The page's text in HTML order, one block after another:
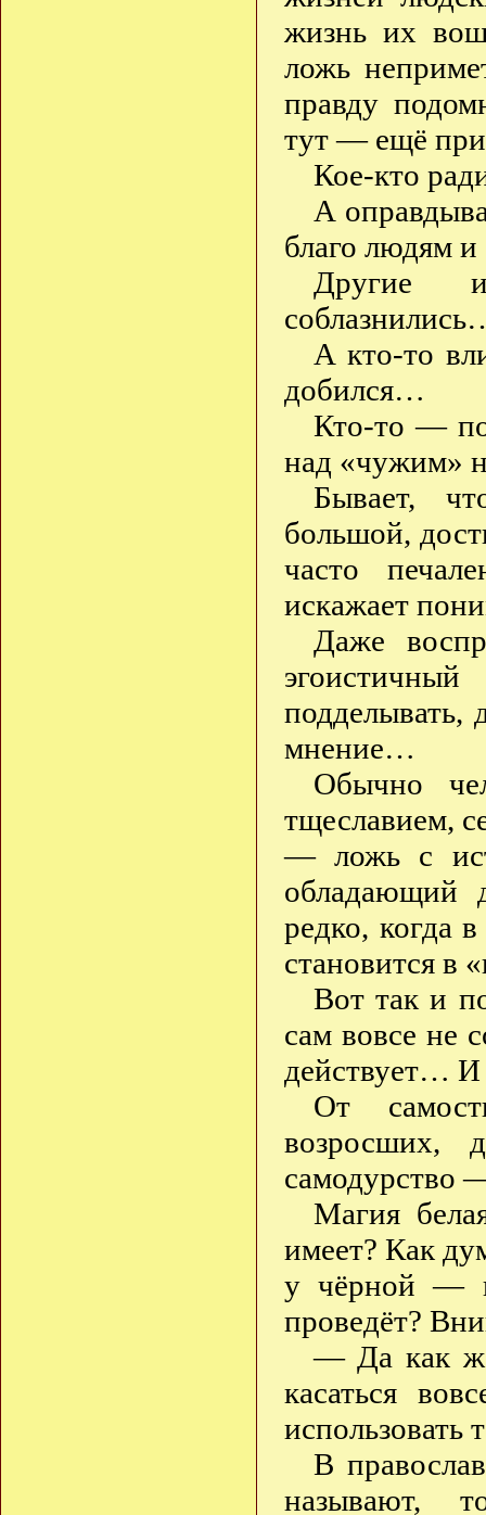
жизнь их
ложь
правду
тут — ещё
Кое-кто
А
благо людям
Другие
А кто-то
добился…
Кто-то —
над «чужим»
Бывает,
большой,
часто
искажает
Даже
подделывать,
мнение…
Обычно
тщеславием,
— ложь с
обладающий
редко, когда
становится в
Вот так и
сам вовсе не
действует…
От
возросших,
самодурство
Магия
имеет? Как
у чёрной —
проведёт?
— Да как
касаться
использовать
В
называют,